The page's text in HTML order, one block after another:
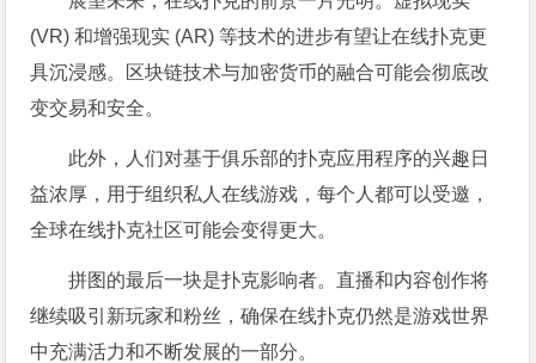
(VR) 和增强现实 (AR) 等技术的进步有望让在线扑克更
具沉浸感。区块链技术与加密货币的融合可能会彻底改
变交易和安全。
此外，人们对基于俱乐部的扑克应用程序的兴趣日
益浓厚，用于组织私人在线游戏，每个人都可以受邀，
全球在线扑克社区可能会变得更大。
拼图的最后一块是扑克影响者。直播和内容创作将
继续吸引新玩家和粉丝，确保在线扑克仍然是游戏世界
中充满活力和不断发展的一部分。